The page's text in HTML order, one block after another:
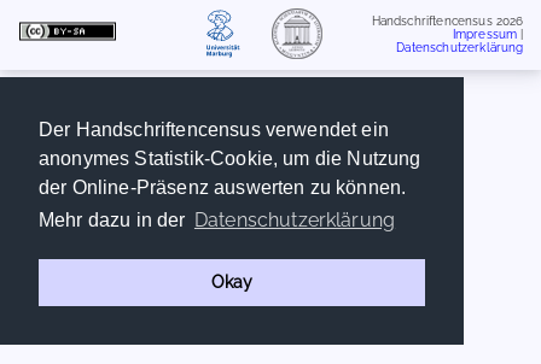
Der Handschriftencensus verwendet ein
anonymes Statistik-Cookie, um die Nutzung
der Online-Präsenz auswerten zu können.
Mehr dazu in der Datenschutzerklärung
Okay
Handschriftencensus 2026
Impressum
Datenschutzerklärung